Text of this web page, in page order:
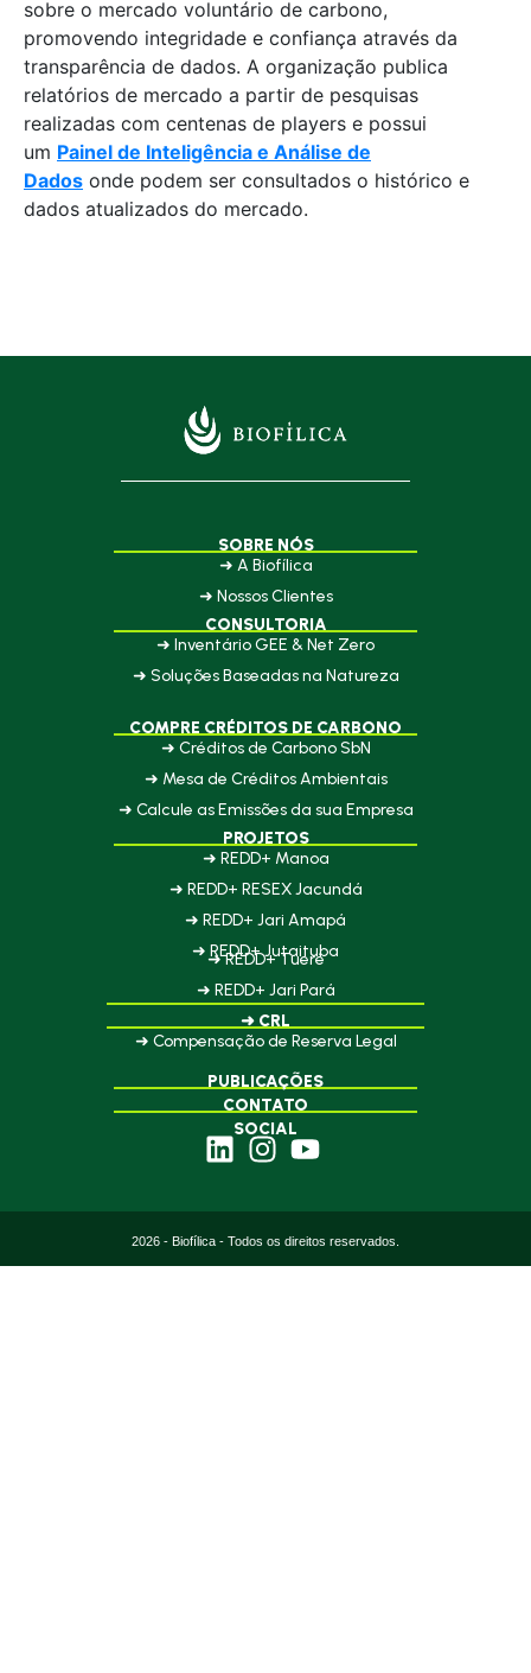
sobre o mercado voluntário de carbono,
promovendo integridade e confiança através da
transparência de dados. A organização publica
relatórios de mercado a partir de pesquisas
realizadas com centenas de players e possui
um Painel de Inteligência e Análise de
Dados onde podem ser consultados o histórico e
dados atualizados do mercado.
SOBRE NÓS
➜ A Biofílica
➜ Nossos Clientes
CONSULTORIA
➜ Inventário GEE & Net Zero
➜ Soluções Baseadas na Natureza
COMPRE CRÉDITOS DE CARBONO
➜ Créditos de Carbono SbN
➜ Mesa de Créditos Ambientais
➜ Calcule as Emissões da sua Empresa
PROJETOS
➜ REDD+ Manoa
➜ REDD+ RESEX Jacundá
➜ REDD+ Jari Amapá
➜ REDD+ Jutaituba
➜ REDD+ Tueré
➜ REDD+ Jari Pará
➜ CRL
➜ Compensação de Reserva Legal
PUBLICAÇÕES
CONTATO
SOCIAL
2026 - Biofílica - Todos os direitos reservados.